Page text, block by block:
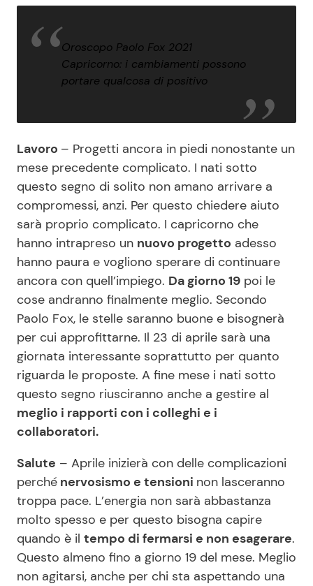
Oroscopo Paolo Fox 2021
Capricorno: i cambiamenti possono
portare qualcosa di positivo
Lavoro – Progetti ancora in piedi nonostante un
mese precedente complicato. I nati sotto
questo segno di solito non amano arrivare a
compromessi, anzi. Per questo chiedere aiuto
sarà proprio complicato. I capricorno che
hanno intrapreso un nuovo progetto adesso
hanno paura e vogliono sperare di continuare
ancora con quell’impiego. Da giorno 19 poi le
cose andranno finalmente meglio. Secondo
Paolo Fox, le stelle saranno buone e bisognerà
per cui approfittarne. Il 23 di aprile sarà una
giornata interessante soprattutto per quanto
riguarda le proposte. A fine mese i nati sotto
questo segno riusciranno anche a gestire al
meglio i rapporti con i colleghi e i
collaboratori.
Salute – Aprile inizierà con delle complicazioni
perché nervosismo e tensioni non lasceranno
troppa pace. L’energia non sarà abbastanza
molto spesso e per questo bisogna capire
quando è il tempo di fermarsi e non esagerare.
Questo almeno fino a giorno 19 del mese. Meglio
non agitarsi, anche per chi sta aspettando una